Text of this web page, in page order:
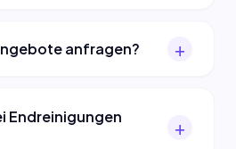
anfragen?
Endreinigungen